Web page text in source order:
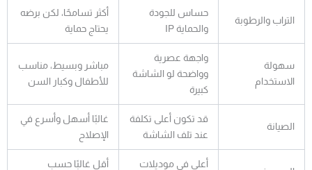
التراب والرطوبة
حساس للجودة
والحماية IP
أكثر تسامحًا، لكن برضه
يحتاج حماية
سهولة
الاستخدام
واجهة عصرية
وواضحة لو الشاشة
كبيرة
مباشر وبسيط، مناسب
للأطفال وكبار السن
الصيانة
قد تكون أعلى تكلفة
عند تلف الشاشة
غالبًا أسهل وأسرع في
الإصلاح
أعلى في موديلات أقل غالبًا حسب